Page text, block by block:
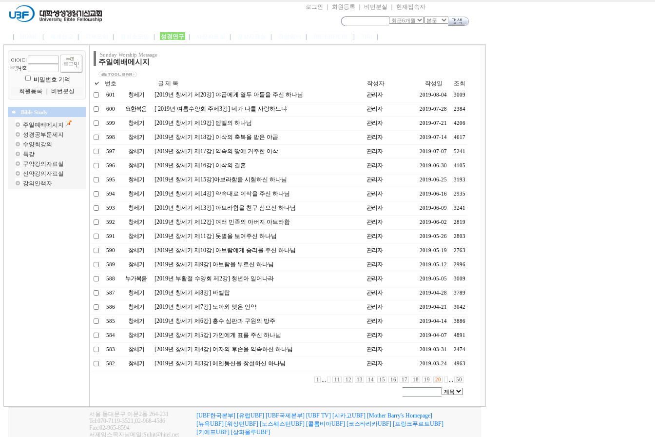
로그인 회원등록 비번분실 현재접속자
성경연구
비밀번호 기억
회원등록
비번분실
Bible Study
주일예배메시지
성경공부문제지
수양회강의
특강
구약강의자료실
신약강의자료실
강의안책자
Sunday Worship Message
주일예배메시지
번호 글 제 목 작성자 작성일 조회
601 창세기 [2019년 창세기 제20강] 야곱에게 열두 아들을 주신 하나님 관리자 2019-08-04 3009
600 요한복음 [ 2019년 여름수양회 주제3강] 네가 나를 사랑하느냐 관리자 2019-07-28 2384
599 창세기 [2019년 창세기 제19강] 벧엘의 하나님 관리자 2019-07-21 4206
598 창세기 [2019년 창세기 제18강] 이삭의 축복을 받은 야곱 관리자 2019-07-14 4617
597 창세기 [2019년 창세기 제17강] 약속의 땅에 거주한 이삭 관리자 2019-07-07 5241
596 창세기 [2019년 창세기 제16강] 이삭의 결혼 관리자 2019-06-30 4105
595 창세기 [2019년 창세기 제15강]아브라함을 시험하신 하나님 관리자 2019-06-25 3193
594 창세기 [2019년 창세기 제14강] 약속대로 이삭을 주신 하나님 관리자 2019-06-16 2935
593 창세기 [2019년 창세기 제13강] 아브라함을 친구 삼으신 하나님 관리자 2019-06-09 3241
592 창세기 [2019년 창세기 제12강] 여러 민족의 아버지 아브라함 관리자 2019-06-02 2819
591 창세기 [2019년 창세기 제11강] 뭇별을 보여주신 하나님 관리자 2019-05-26 2803
590 창세기 [2019년 창세기 제10강] 아브람에게 승리를 주신 하나님 관리자 2019-05-19 2763
589 창세기 [2019년 창세기 제9강] 아브람을 부르신 하나님 관리자 2019-05-12 2996
588 누가복음 [2019년 부활절 수양회 제2강] 청년아 일어나라 관리자 2019-05-05 3009
587 창세기 [2019년 창세기 제8강] 바벨탑 관리자 2019-04-28 3789
586 창세기 [2019년 창세기 제7강] 노아와 맺은 언약 관리자 2019-04-21 3042
585 창세기 [2019년 창세기 제6강] 홍수 심판과 구원의 방주 관리자 2019-04-14 3886
584 창세기 [2019년 창세기 제5강] 가인에게 표를 주신 하나님 관리자 2019-04-07 4891
583 창세기 [2019년 창세기 제4강] 여자의 후손을 약속하신 하나님 관리자 2019-03-31 2474
582 창세기 [2019년 창세기 제3강] 에덴동산을 창설하신 하나님 관리자 2019-03-24 4963
1 11 12 13 14 15 16 17 18 19 20 50
서울 동대문구 이문2동 264-231
Tel:070-7119-3521,02-968-4586
Fax:02-965-8594
서제임스목자님메일:Suhjt@hitel.net
[UBF한국본부] [유럽UBF] [UBF국제본부] [UBF TV] [시카고UBF] [Mother Barry's Homepage]
[뉴욕UBF] [워싱턴UBF] [노스웨스턴UBF] [콜롬비아UBF] [코스타리카UBF] [프랑크푸르트UBF]
[키에프UBF] [상파울루UBF]